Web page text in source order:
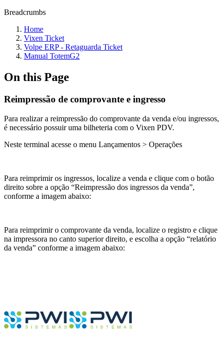
Breadcrumbs
Home
Vixen Ticket
Volpe ERP - Retaguarda Ticket
Manual TotemG2
On this Page
Reimpressão de comprovante e ingresso
Para realizar a reimpressão do comprovante da venda e/ou ingressos,
é necessário possuir uma bilheteria com o Vixen PDV.
Neste terminal acesse o menu Lançamentos > Operações
Para reimprimir os ingressos, localize a venda e clique com o botão
direito sobre a opção “Reimpressão dos ingressos da venda”,
conforme a imagem abaixo:
Para reimprimir o comprovante da venda, localize o registro e clique
na impressora no canto superior direito, e escolha a opção “relatório
da venda” conforme a imagem abaixo: